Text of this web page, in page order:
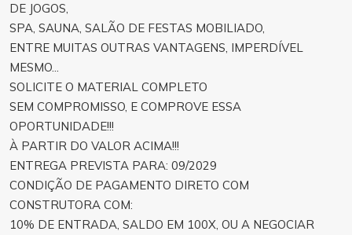
DE JOGOS,
SPA, SAUNA, SALÃO DE FESTAS MOBILIADO,
ENTRE MUITAS OUTRAS VANTAGENS, IMPERDÍVEL
MESMO...
SOLICITE O MATERIAL COMPLETO
SEM COMPROMISSO, E COMPROVE ESSA
OPORTUNIDADE!!!
À PARTIR DO VALOR ACIMA!!!
ENTREGA PREVISTA PARA: 09/2029
CONDIÇÃO DE PAGAMENTO DIRETO COM
CONSTRUTORA COM:
10% DE ENTRADA, SALDO EM 100X, OU A NEGOCIAR